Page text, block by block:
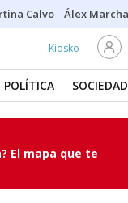
Calvo Álex
Kiosko
POLÍTICA SOCIEDAD
El mapa que te